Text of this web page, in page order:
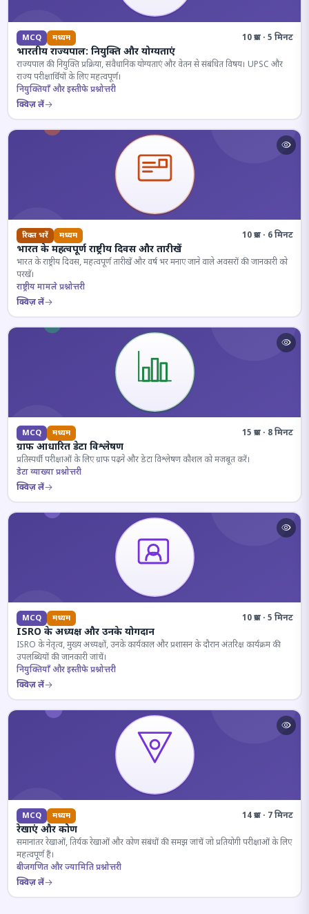
MCQ मध्यम 10 प्रश्न · 5 मिनट
भारतीय राज्यपाल: नियुक्ति और योग्यताएं
राज्यपाल की नियुक्ति प्रक्रिया, संवैधानिक योग्यताएं और वेतन से संबंधित विषय। UPSC और
राज्य परीक्षार्थियों के लिए महत्वपूर्ण।
नियुक्तियाँ और इस्तीफे प्रश्नोत्तरी
क्विज़ लें
रिक्त भरें मध्यम 10 प्रश्न · 6 मिनट
भारत के महत्वपूर्ण राष्ट्रीय दिवस और तारीखें
भारत के राष्ट्रीय दिवस, महत्वपूर्ण तारीखें और वर्ष भर मनाए जाने वाले अवसरों की जानकारी को
परखें।
राष्ट्रीय मामले प्रश्नोत्तरी
क्विज़ लें
MCQ मध्यम 15 प्रश्न · 8 मिनट
ग्राफ आधारित डेटा विश्लेषण
प्रतिस्पर्धी परीक्षाओं के लिए ग्राफ पढ़ने और डेटा विश्लेषण कौशल को मजबूत करें।
डेटा व्याख्या प्रश्नोत्तरी
क्विज़ लें
MCQ मध्यम 10 प्रश्न · 5 मिनट
ISRO के अध्यक्ष और उनके योगदान
ISRO के नेतृत्व, मुख्य अध्यक्षों, उनके कार्यकाल और प्रशासन के दौरान अंतरिक्ष कार्यक्रम की
उपलब्धियों की जानकारी जांचें।
नियुक्तियाँ और इस्तीफे प्रश्नोत्तरी
क्विज़ लें
MCQ मध्यम 14 प्रश्न · 7 मिनट
रेखाएं और कोण
समानांतर रेखाओं, तिर्यक रेखाओं और कोण संबंधों की समझ जांचें जो प्रतियोगी परीक्षाओं के लिए
महत्वपूर्ण हैं।
बीजगणित और ज्यामिति प्रश्नोत्तरी
क्विज़ लें